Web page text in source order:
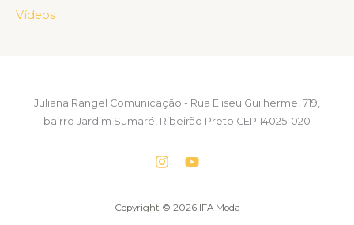
Vídeos
Juliana Rangel Comunicação - Rua Eliseu Guilherme, 719,
bairro Jardim Sumaré, Ribeirão Preto CEP 14025-020
Copyright © 2026 IFA Moda